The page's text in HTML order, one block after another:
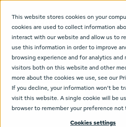
This website stores cookies on your
cookies are used to collect information
interact with our website and allow us to
use this information in order to improve
browsing experience and for analytics and
visitors both on this website and other
more about the cookies we use, see our
If you decline, your information won’t be
visit this website. A single cookie will be
browser to remember your preference not
Cookies settings
Salg av næringseiendom
Oppnå maksimal verdi med
Book et møte